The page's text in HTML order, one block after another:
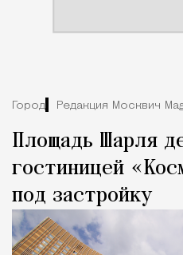
Город Редакция Москвич
Площадь Шарля
гостиницей
под застройку